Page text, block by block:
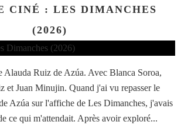
CINÉ : LES DIMANCHES
(2026)
Alauda Ruiz de Azúa. Avec Blanca Soroa,
et Juan Minujin. Quand j'ai vu repasser le
Azúa sur l'affiche de Les Dimanches, j'avais
ce qui m'attendait. Après avoir exploré...